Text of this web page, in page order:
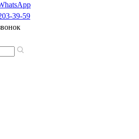
39-59